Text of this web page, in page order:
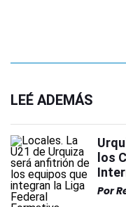
LEÉ ADEMÁS
los
Por